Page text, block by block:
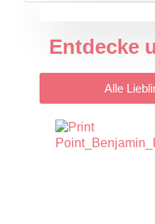
Entdecke
Alle